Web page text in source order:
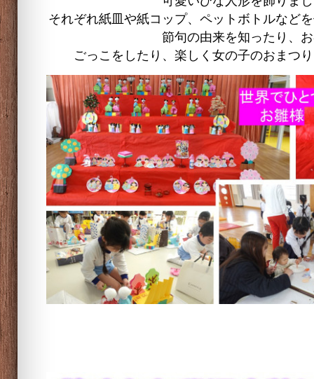
それぞれ紙皿や紙コップ、ペットボトルなど
節句の由来を知ったり、
ごっこをしたり、楽しく女の子のおまつ